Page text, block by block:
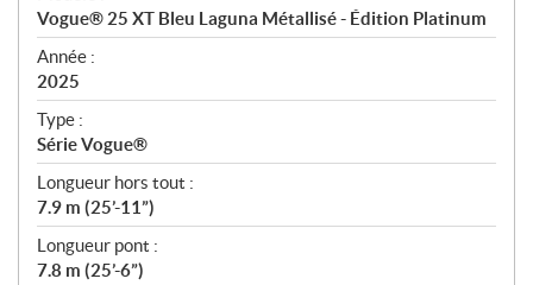
c
i
f
i
c
a
t
i
o
n
s
Vogue® 25 XT Bleu Laguna Métallisé - Édition Platinum
Année :
2025
Type :
Série Vogue®
Longueur hors tout :
7.9 m (25’-11”)
Longueur pont :
7.8 m (25’-6”)